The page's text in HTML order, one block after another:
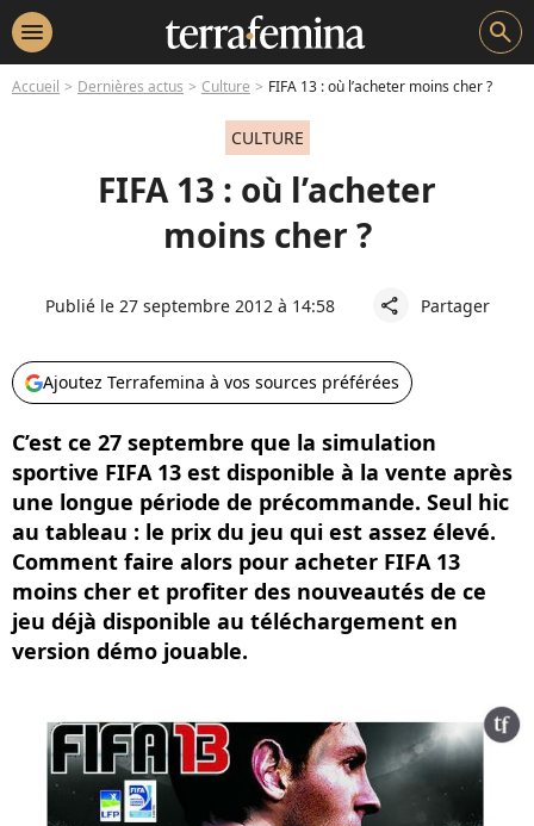
menu search
Accueil Dernières actus Culture FIFA 13 : où l’acheter moins cher ?
CULTURE
FIFA 13 : où l’acheter
moins cher ?
Publié le 27 septembre 2012 à 14:58 share Partager
Ajoutez Terrafemina à vos sources préférées
C’est ce 27 septembre que la simulation
sportive FIFA 13 est disponible à la vente après
une longue période de précommande. Seul hic
au tableau : le prix du jeu qui est assez élevé.
Comment faire alors pour acheter FIFA 13
moins cher et profiter des nouveautés de ce
jeu déjà disponible au téléchargement en
version démo jouable.